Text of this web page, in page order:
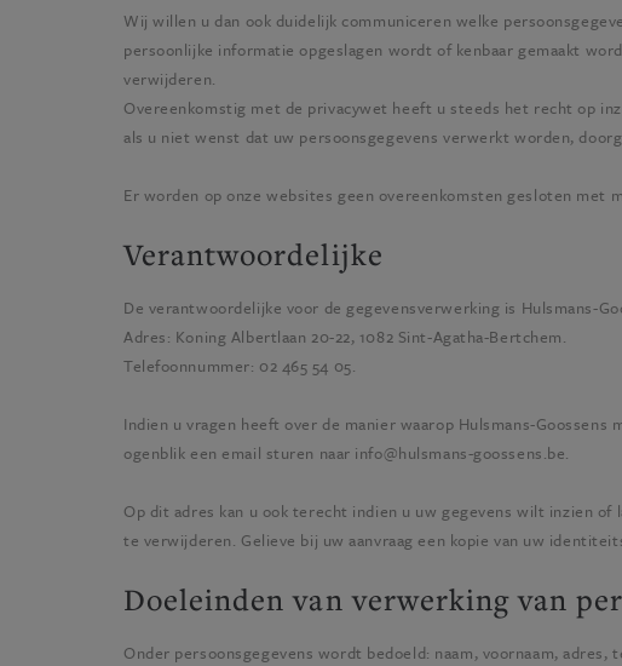
Wij willen u dan ook duidelijk communiceren welke
persoonlijke informatie opgeslagen wordt of kenbaar gemaakt
verwijderen.
Overeenkomstig met de privacywet heeft u steeds het recht op
als u niet wenst dat uw persoonsgegevens verwerkt worden,
Er worden op onze websites geen overeenkomsten gesloten
Verantwoordelijke
De verantwoordelijke voor de gegevensverwerking is Hulsmans-
Adres: Koning Albertlaan 20-22, 1082 Sint-Agatha-Bertchem.
Telefoonnummer: 02 465 54 05.
Indien u vragen heeft over de manier waarop Hulsmans-Goossens
ogenblik een email sturen naar info@hulsmans-goossens.be.
Op dit adres kan u ook terecht indien u uw gegevens wilt inzien
te verwijderen. Gelieve bij uw aanvraag een kopie van uw
Doeleinden van verwerking van
Onder persoonsgegevens wordt bedoeld: naam, voornaam,